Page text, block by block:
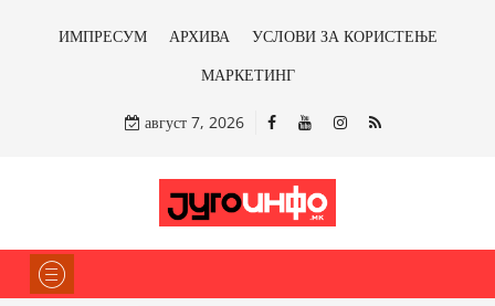
ИМПРЕСУМ АРХИВА
УСЛОВИ ЗА КОРИСТЕЊЕ
МАРКЕТИНГ
август 7, 2026